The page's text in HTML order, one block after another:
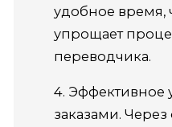
удобное время,
упрощает
переводчика.
4. Эффективное
заказами. Через